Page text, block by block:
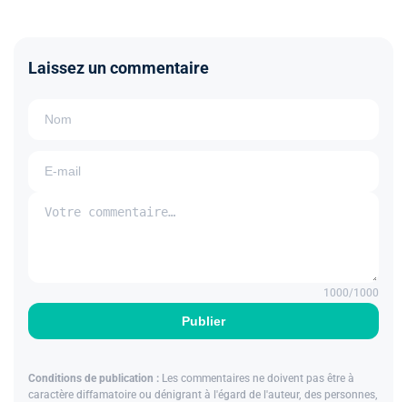
Laissez un commentaire
Publier
1000/1000
Conditions de publication : Les commentaires ne doivent pas être à
caractère diffamatoire ou dénigrant à l'égard de l'auteur, des personnes,